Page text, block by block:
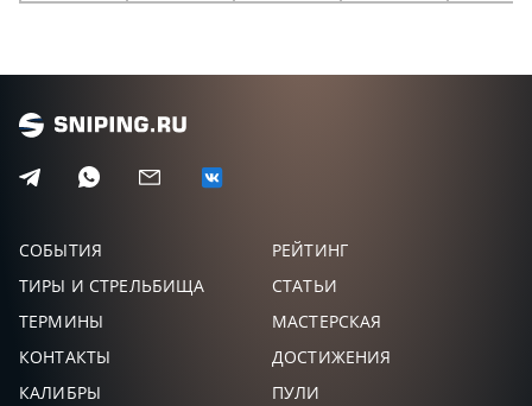
СОБЫТИЯ
РЕЙТИНГ
ТИРЫ И СТРЕЛЬБИЩА
СТАТЬИ
ТЕРМИНЫ
МАСТЕРСКАЯ
КОНТАКТЫ
ДОСТИЖЕНИЯ
КАЛИБРЫ
ПУЛИ